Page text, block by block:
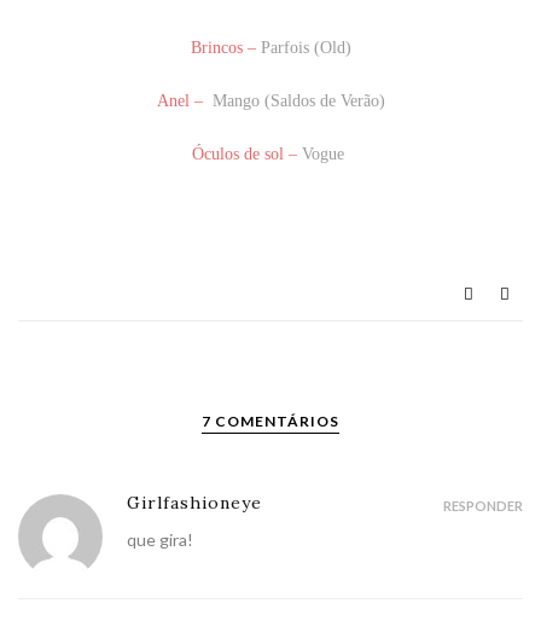
Brincos – Parfois (Old)
Anel – Mango (Saldos de Verão)
Óculos de sol – Vogue
7 COMENTÁRIOS
Girlfashioneye
que gira!
RESPONDER